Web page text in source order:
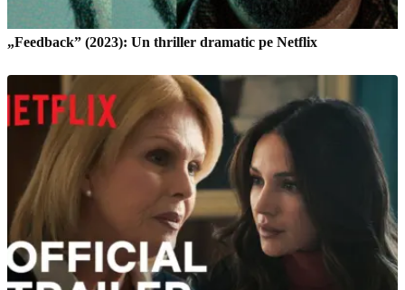
„Feedback” (2023): Un thriller dramatic pe Netflix